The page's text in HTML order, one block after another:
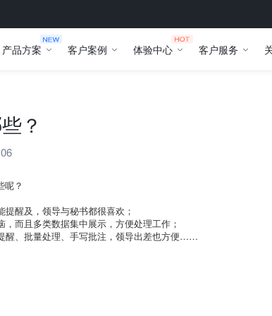
产品方案 客户案例 体验中心 客户服务
？
呢？
醒及，领导与秘书都很喜欢；
而且多类数据集中展示，方便处理工作；
醒、批量处理、手写批注，领导出差也方便……